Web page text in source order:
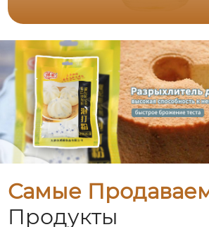
Самые
Продукты